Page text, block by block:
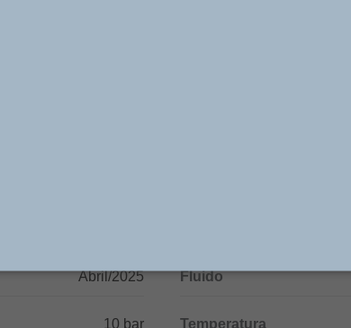
controlada mediante sinal pneumático,
em cada direção. Fabricada em
de cilindros pneumáticos, sistemas de
demandam regulagem independente de
Abril/2025 Fluido
10 bar Temperatura